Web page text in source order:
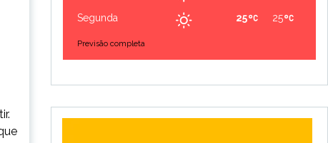
Segunda 25
25
Previsão completa